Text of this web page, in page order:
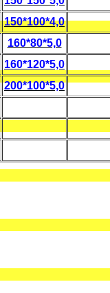
150*100*4,0
160*80*5,0
160*120*5,0
200*100*5,0